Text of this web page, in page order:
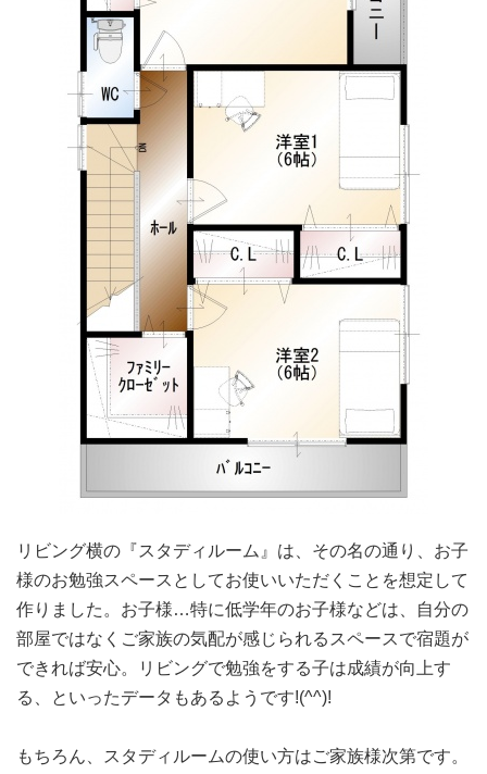
リビング横の『スタディルーム』は、その名の通り、お子
様のお勉強スペースとしてお使いいただくことを想定して
作りました。お子様…特に低学年のお子様などは、自分の
部屋ではなくご家族の気配が感じられるスペースで宿題が
できれば安心。リビングで勉強をする子は成績が向上す
る、といったデータもあるようです!(^^)!
もちろん、スタディルームの使い方はご家族様次第です。